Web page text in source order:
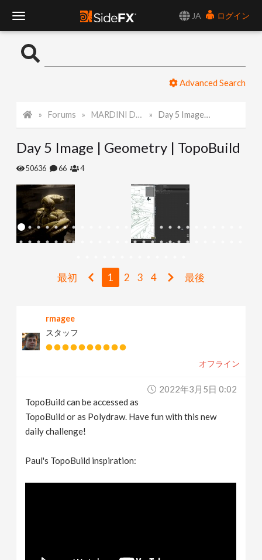
JA
ログイン
o
l
N
a
g
Advanced Search
Forums MARDINI Daily Art Challenge 2022 Day 5 Image | Geometry | TopoBuild
Day 5 Image | Geometry | TopoBuild
50636 66 4
最初 1 2 3 4 最後
rmagee
スタッフ
オフライン
2022年3月5日 0:02
TopoBuild can be accessed as
TopoBuild or as Polydraw. Have fun with this new
daily challenge!
Paul's TopoBuild inspiration: